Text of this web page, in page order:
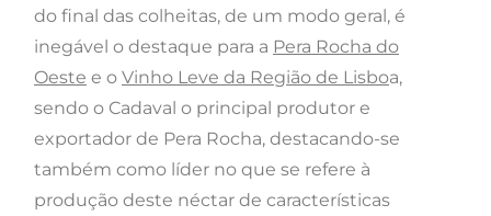
do final das colheitas, de um modo geral, é
inegável o destaque para a Pera Rocha do
Oeste e o Vinho Leve da Região de Lisboa,
sendo o Cadaval o principal produtor e
exportador de Pera Rocha, destacando-se
também como líder no que se refere à
produção deste néctar de características